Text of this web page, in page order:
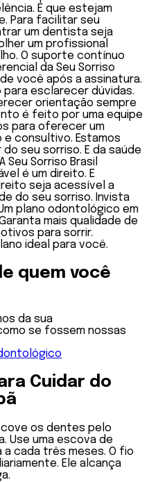
E que estejam
Para facilitar seu
um dentista seja
um profissional
O suporte contínuo
da Seu Sorriso
você após a assinatura.
para esclarecer dúvidas.
orientação sempre
é feito por uma equipe
para oferecer um
e consultivo. Estamos
seu sorriso. E da saúde
Seu Sorriso Brasil
é um direito. E
seja acessível a
do seu sorriso. Invista
plano odontológico em
mais qualidade de
para sorrir.
ideal para você.
quem você
da sua
se fossem nossas
Cuidar do
os dentes pelo
Use uma escova de
a cada três meses. O fio
Ele alcança